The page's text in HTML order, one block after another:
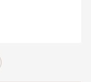
только в